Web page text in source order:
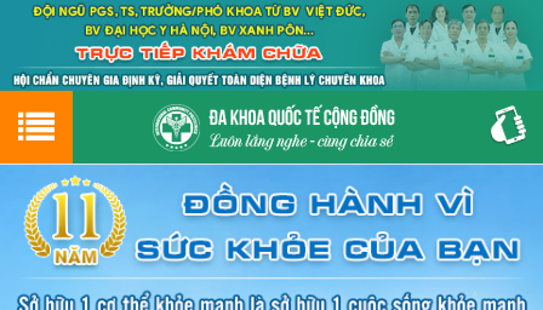
Hotline0243.9656.999tư vấn miễn phí
GIỚI THIỆU
GIỚI THIỆU VỀ PHÒNG KHÁM
CƠ SỞ VẬT CHẤT
ĐẶT HẸN LỊCH KHÁM